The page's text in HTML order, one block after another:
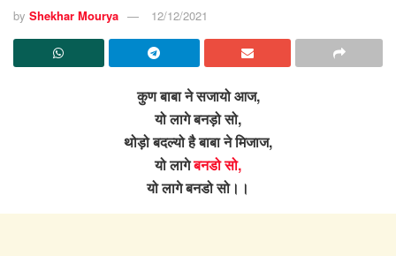
by Shekhar Mourya 12/12/2021
कुण बाबा ने सजायो आज,
यो लागे बनड़ो सो,
थोड़ो बदल्यो है बाबा ने मिजाज,
यो लागेबनडो सो,
यो लागे बनडो सो।।